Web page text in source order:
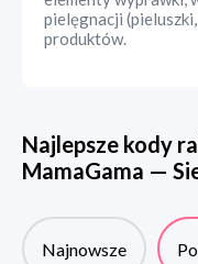
pielęgnacji
produktów.
Najlepsze kody
MamaGama —
Najnowsze